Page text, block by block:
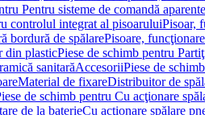
Pentru sisteme de comandă
controlul integrat al pisoaruluiPisoar,
bordură de spălarePisoare,
din plasticPiese de schimb pentru
sanitarăAccesoriiPiese de
Material de fixareDistribuitor de
de schimb pentru Cu acţionare
de la baterieCu acţionare spălare